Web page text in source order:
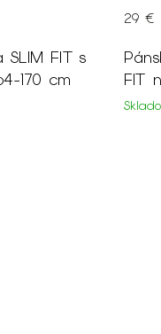
170 cm
Pánska modrá
FIT
29 €